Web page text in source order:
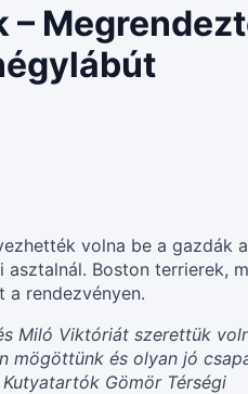
volna be a gazdák a
Boston terrierek,
rendezvényen.
Miló Viktóriát szerettük
mögöttünk és olyan jó
Gömör Térségi